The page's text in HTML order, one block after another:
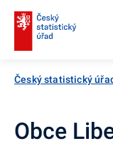
Český statistický
Obce